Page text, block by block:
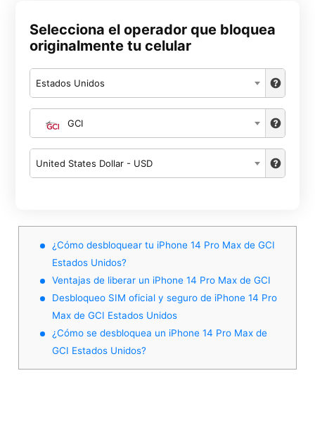
Selecciona el operador que bloquea
originalmente tu celular
Estados Unidos
GCI
United States Dollar - USD
¿Cómo desbloquear tu iPhone 14 Pro Max de GCI
Estados Unidos?
Ventajas de liberar un iPhone 14 Pro Max de GCI
Desbloqueo SIM oficial y seguro de iPhone 14 Pro
Max de GCI Estados Unidos
¿Cómo se desbloquea un iPhone 14 Pro Max de
GCI Estados Unidos?